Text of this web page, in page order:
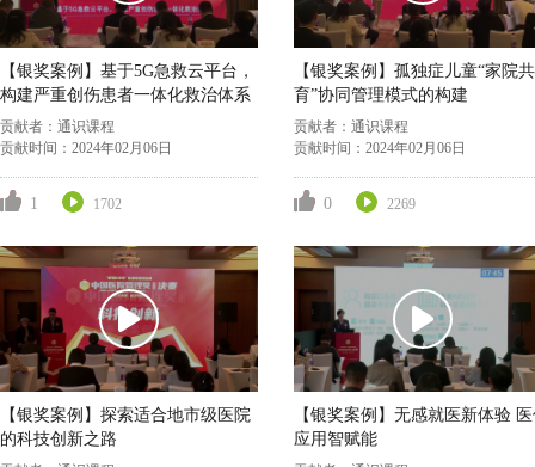
【银奖案例】基于5G急救云平台，
构建严重创伤患者一体化救治体系
贡献者： 通识课程
贡献时间： 2024年02月06日
1 1702
【银奖案例】孤独症儿童“家院共
育”协同管理模式的构建
贡献者： 通识课程
贡献时间： 2024年02月06日
0 2269
【银奖案例】探索适合地市级医院
的科技创新之路
【银奖案例】无感就医新体验 医保
应用智赋能